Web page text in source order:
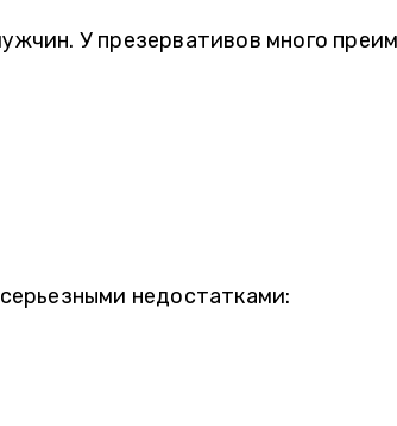
У презервативов много
недостатками: